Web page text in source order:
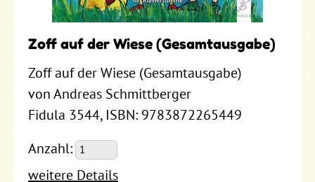
Zoff auf der Wiese (Gesamtausgabe)
Zoff auf der Wiese (Gesamtausgabe)
von Andreas Schmittberger
Fidula 3544, ISBN: 9783872265449
Anzahl:
weitere Details